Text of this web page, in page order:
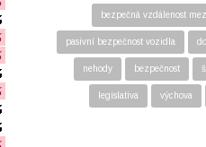
bezpečná vzdálenost
pasivní bezpečnost vozidla
nehody bezpečnost
legislativa výchova